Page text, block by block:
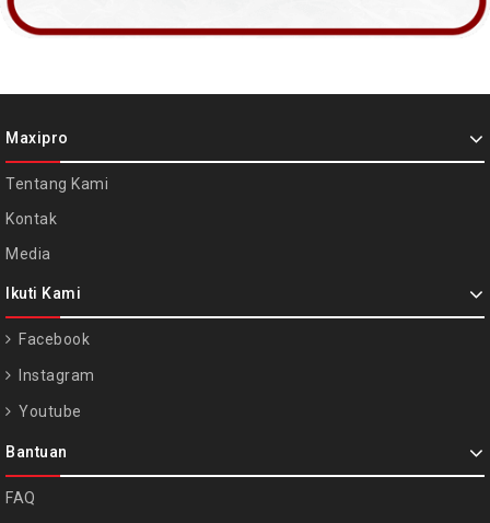
Maxipro
Tentang Kami
Kontak
Media
Ikuti Kami
Facebook
Instagram
Youtube
Bantuan
FAQ